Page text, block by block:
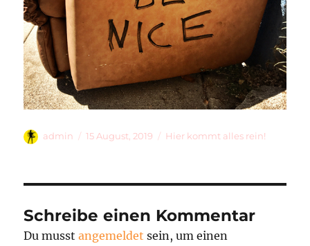
Autor
admin
Veröffentlicht
15 August, 2019 Kategorien
Hier kommt alles rein!
Schreibe einen Kommentar
Du musstangemeldet sein, um einen